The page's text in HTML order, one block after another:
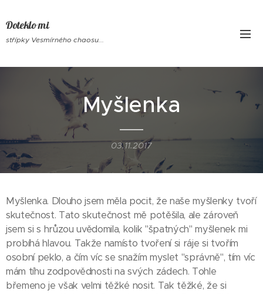
Doteklo mi
střípky Vesmírného chaosu...
Myšlenka
03.11.2017
Myšlenka. Dlouho jsem měla pocit, že naše myšlenky tvoří
skutečnost. Tato skutečnost mě potěšila, ale zároveň
jsem si s hrůzou uvědomila, kolik "špatných" myšlenek mi
probíhá hlavou. Takže namísto tvoření si ráje si tvořím
osobní peklo, a čím víc se snažím myslet "správně", tím víc
mám tíhu zodpovědnosti na svých zádech. Tohle
břemeno je však velmi těžké nosit. Tak těžké, že si